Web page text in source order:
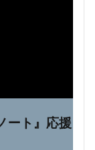
ート』応援